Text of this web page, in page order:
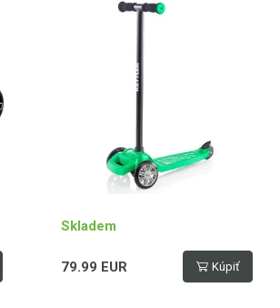
hmotnost 2,5 kg, nosnost 50 kg
Skladem
79.99 EUR Kúpiť